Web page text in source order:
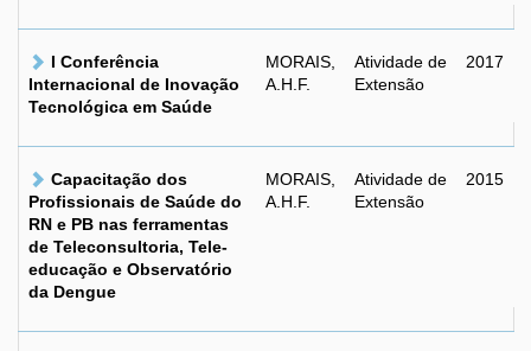
I Conferência
Internacional de Inovação
Tecnológica em Saúde
MORAIS,
A.H.F.
Atividade de
Extensão
2017
Capacitação dos
Profissionais de Saúde do
RN e PB nas ferramentas
de Teleconsultoria, Tele-
educação e Observatório
da Dengue
MORAIS,
A.H.F.
Atividade de
Extensão
2015